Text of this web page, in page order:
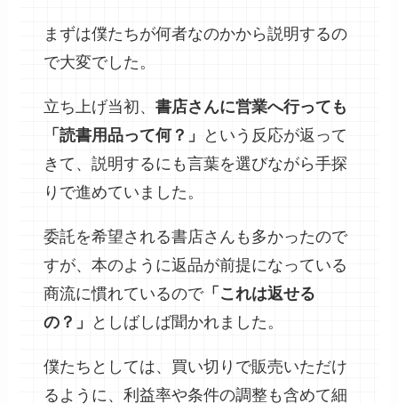
まずは僕たちが何者なのかから説明するの
で大変でした。
立ち上げ当初、書店さんに営業へ行っても
「読書用品って何？」
という反応が返って
きて、説明するにも言葉を選びながら手探
りで進めていました。
委託を希望される書店さんも多かったので
すが、本のように返品が前提になっている
商流に慣れているので「これは返せる
の？」
としばしば聞かれました。
僕たちとしては、買い切りで販売いただけ
るように、利益率や条件の調整も含めて細